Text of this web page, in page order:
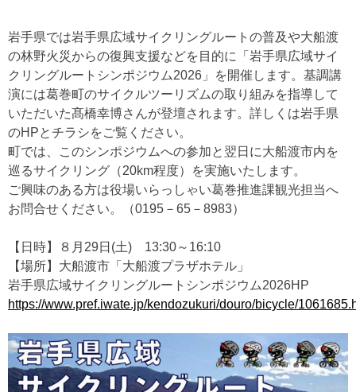
岩手県では岩手県広域サイクリングルートの普及や大船渡
の林野火災からの復興支援などを目的に「岩手県広域サイ
クリングルートシンポジウム2026」を開催します。基調講
演には葛巻町のサイクルツーリズムの取り組みを指導して
いただいた髙橋幸博さんが登壇されます。詳しくは岩手県
のHPとチラシをご覧ください。
町では、このシンポジウムへの参加と翌日に大船渡市内を
巡るサイクリング（20km程度）を実施いたします。
ご興味のある方は役場いらっしゃい葛巻推進課観光担当へ
お問合せください。（0195－65－8983）
【日時】８月29日(土) 13:30～16:10
【場所】大船渡市「大船渡プラザホテル」
岩手県広域サイクリングルートシンポジウム2026HP
https://www.pref.iwate.jp/kendozukuri/douro/bicycle/